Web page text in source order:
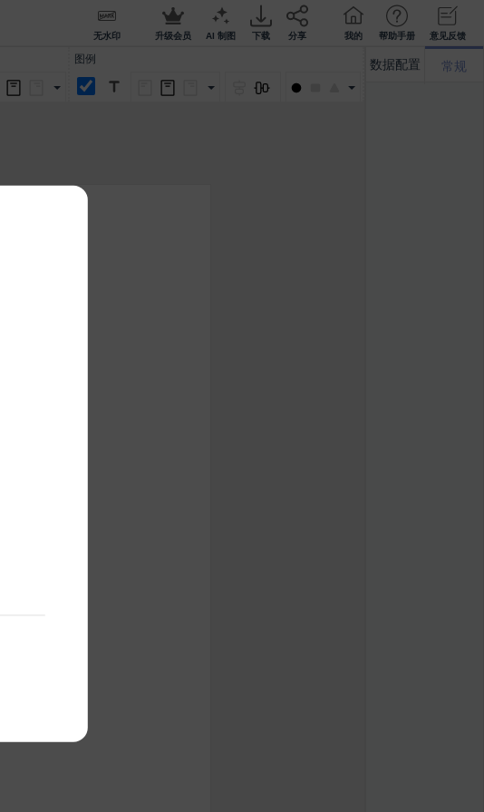
无水印 升级会员 AI 制图 下载 分享 我的 帮助手册 意见反馈
图例 数据配置 常规